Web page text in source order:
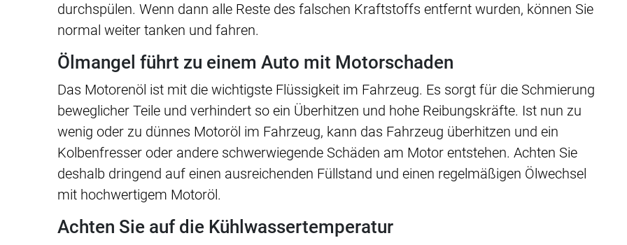
durchspülen. Wenn dann alle Reste des falschen Kraftstoffs entfernt wurden, können Sie
normal weiter tanken und fahren.
Ölmangel führt zu einem Auto mit Motorschaden
Das Motorenöl ist mit die wichtigste Flüssigkeit im Fahrzeug. Es sorgt für die Schmierung
beweglicher Teile und verhindert so ein Überhitzen und hohe Reibungskräfte. Ist nun zu
wenig oder zu dünnes Motoröl im Fahrzeug, kann das Fahrzeug überhitzen und ein
Kolbenfresser oder andere schwerwiegende Schäden am Motor entstehen. Achten Sie
deshalb dringend auf einen ausreichenden Füllstand und einen regelmäßigen Ölwechsel
mit hochwertigem Motoröl.
Achten Sie auf die Kühlwassertemperatur